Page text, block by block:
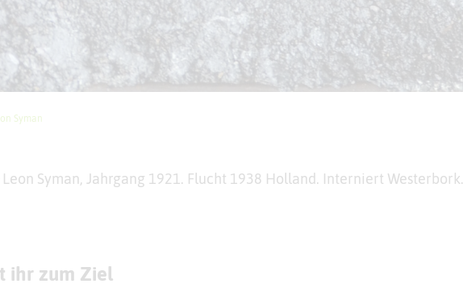
Syman
Syman, Jahrgang 1921. Flucht 1938 Holland. Interniert Westerbork.
ihr zum Ziel